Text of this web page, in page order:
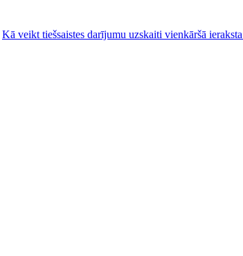
Kā veikt tiešsaistes darījumu uzskaiti vienkāršā ieraksta